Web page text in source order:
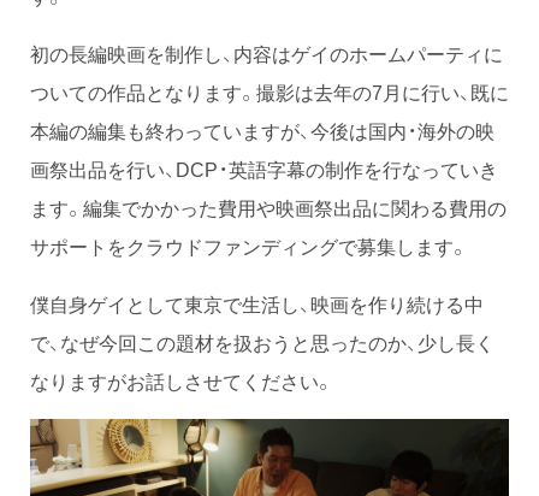
初の長編映画を制作し、内容はゲイのホームパーティに
ついての作品となります。撮影は去年の7月に行い、既に
本編の編集も終わっていますが、今後は国内・海外の映
画祭出品を行い、DCP・英語字幕の制作を行なっていき
ます。編集でかかった費用や映画祭出品に関わる費用の
サポートをクラウドファンディングで募集します。
僕自身ゲイとして東京で生活し、映画を作り続ける中
で、なぜ今回この題材を扱おうと思ったのか、少し長く
なりますがお話しさせてください。